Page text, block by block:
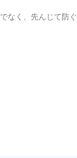
なく、先んじて防ぐ